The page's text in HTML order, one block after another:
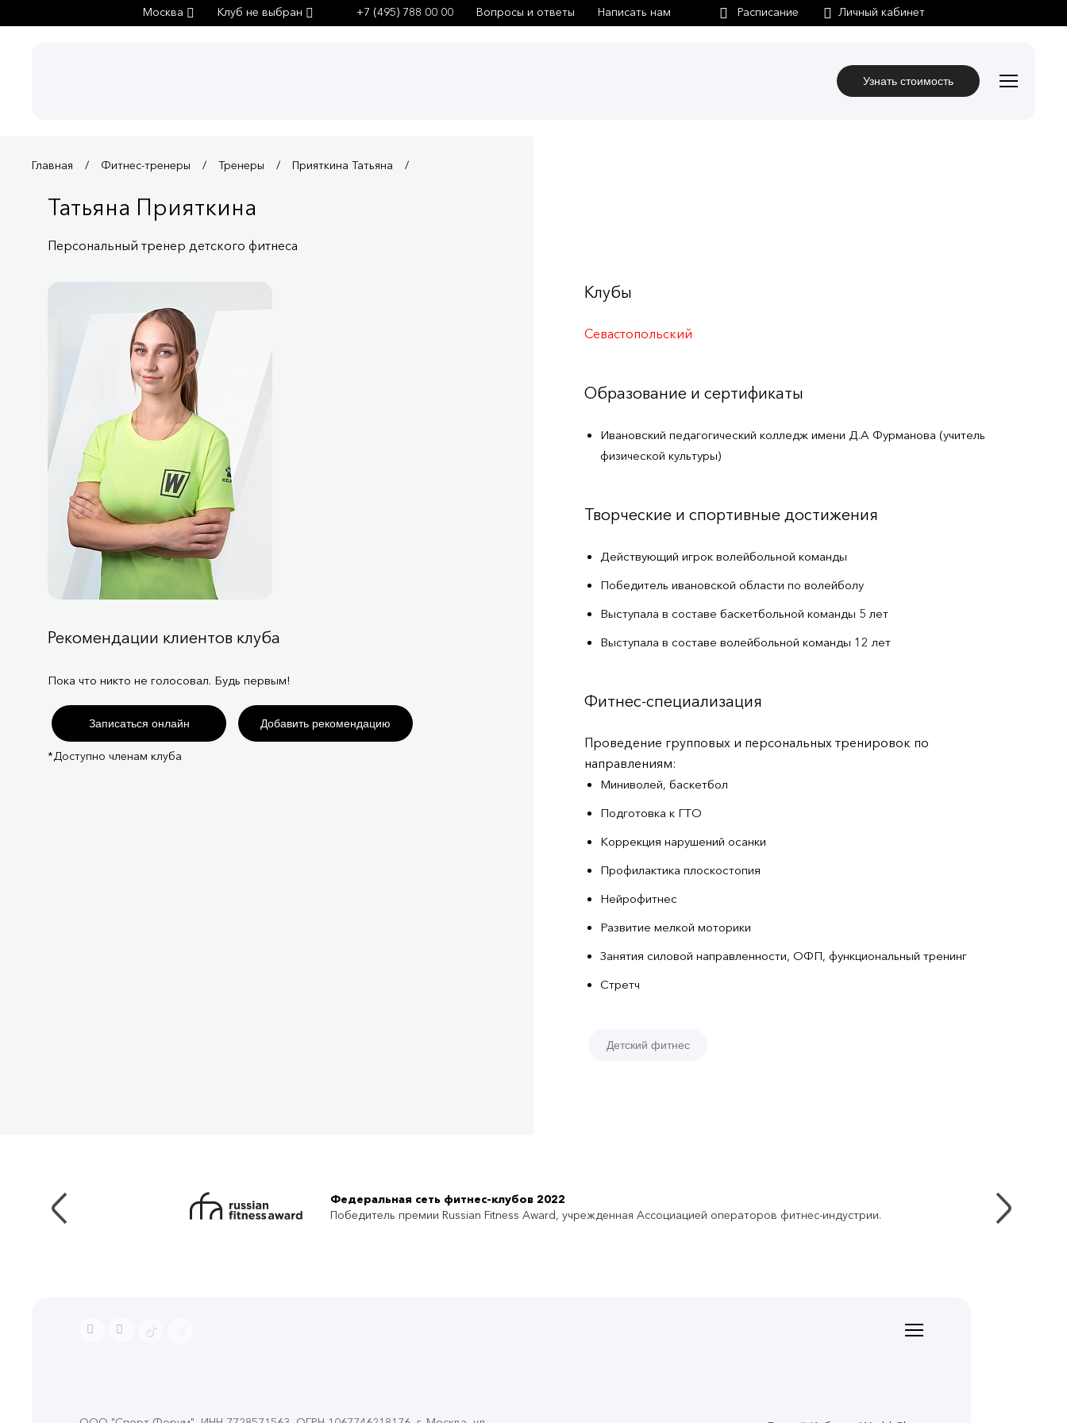
Москва Клуб не выбран +7 (495) 788 00 00 Вопросы и ответы Написать нам Личный кабинет
Узнать стоимость
Главная Фитнес-тренеры Тренеры Прияткина Татьяна
Татьяна Прияткина
Персональный тренер детского фитнеса
Рекомендации клиентов клуба
Пока что никто не голосовал. Будь первым!
Добавить рекомендацию
Записаться онлайн
*Доступно членам клуба
Клубы
Севастопольский
Образование и сертификаты
Ивановский педагогический колледж имени Д.А Фурманова (учитель
физической культуры)
Творческие и спортивные достижения
Действующий игрок волейбольной команды
Победитель ивановской области по волейболу
Выступала в составе баскетбольной команды 5 лет
Выступала в составе волейбольной команды 12 лет
Фитнес-специализация
Проведение групповых и персональных тренировок по
направлениям:
Миниволей, баскетбол
Подготовка к ГТО
Коррекция нарушений осанки
Профилактика плоскостопия
Нейрофитнес
Развитие мелкой моторики
Занятия силовой направленности, ОФП, функциональный тренинг
Стретч
Детский фитнес
Федеральная сеть фитнес-клубов 2022
Победитель премии Russian Fitness Award, учрежденная Ассоциацией операторов фитнес-индустрии.